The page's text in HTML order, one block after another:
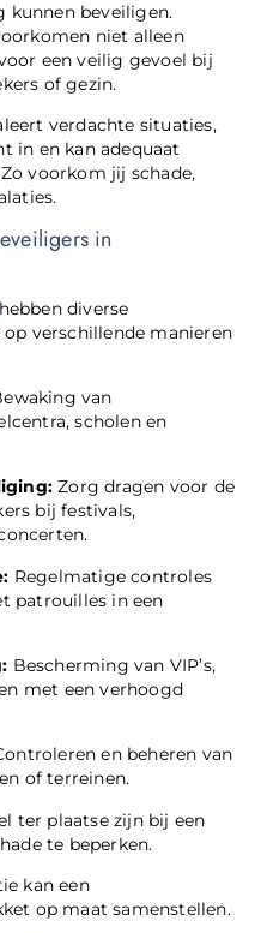
kunnen beveiligen.
niet alleen
een veilig gevoel bij
of gezin.
verdachte situaties,
in en kan adequaat
voorkom jij schade,
in
hebben diverse
verschillende manieren
van
scholen en
Zorg dragen voor de
bij festivals,
Regelmatige controles
patrouilles in een
Bescherming van VIP’s,
met een verhoogd
en beheren van
of terreinen.
ter plaatse zijn bij een
te beperken.
kan een
op maat samenstellen.